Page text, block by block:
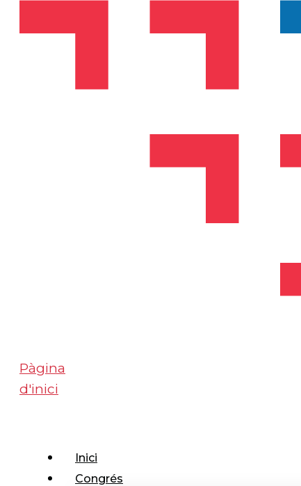
Pàgina
d'inici
Inici
Congrés